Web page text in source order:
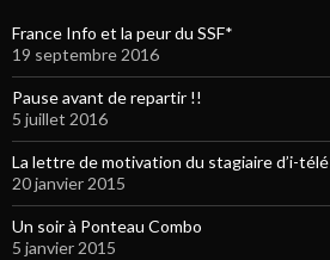
France Info et la peur du SSF*
19 septembre 2016
Pause avant de repartir !!
5 juillet 2016
La lettre de motivation du stagiaire d’i-télé
20 janvier 2015
Un soir à Ponteau Combo
5 janvier 2015